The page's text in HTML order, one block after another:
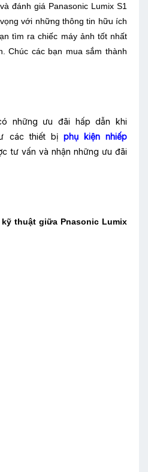
đánh giá Panasonic Lumix S1
với những thông tin hữu ích
tìm ra chiếc máy ảnh tốt nhất
Chúc các bạn mua sắm thành
những ưu đãi hấp dẫn khi
các thiết bị phụ kiện nhiếp
tư vấn và nhận những ưu đãi
thuật giữa Pnasonic Lumix